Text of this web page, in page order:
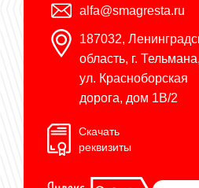
alfa@smagresta.ru
187032,
область, г. Тельмана,
ул. Красноборская
дорога, дом 1В/2
Скачать
реквизиты